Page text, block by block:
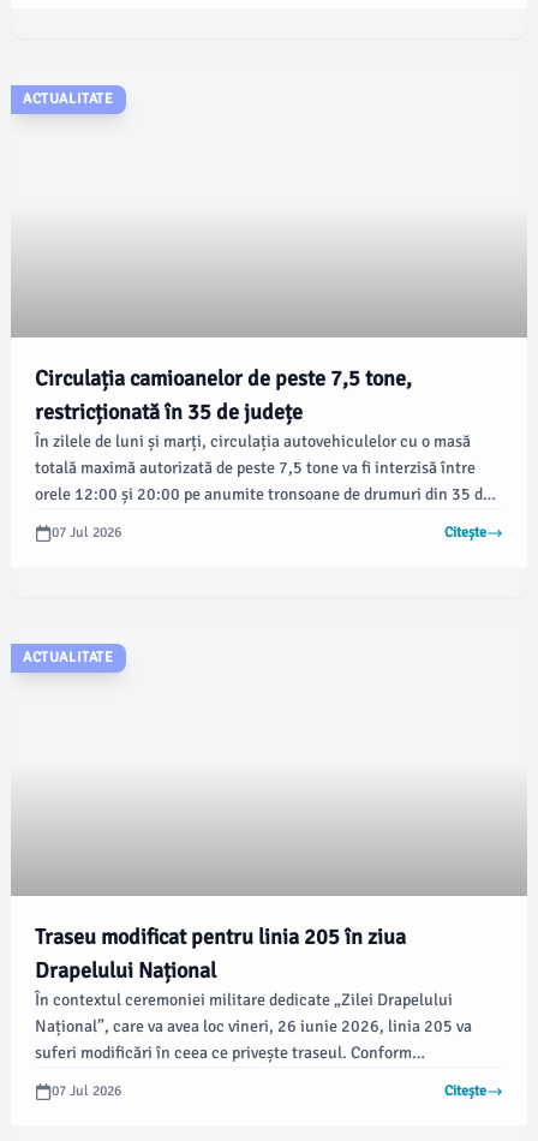
ACTUALITATE
Circulația camioanelor de peste 7,5 tone,
restricționată în 35 de județe
În zilele de luni și marți, circulația autovehiculelor cu o masă
totală maximă autorizată de peste 7,5 tone va fi interzisă între
orele 12:00 și 20:00 pe anumite tronsoane de drumuri din 35 de
județe, conform unui comunicat al Companiei Naționale de
Administrare a Infrastructurii Rutiere, preluat de Agerpres.
07 Jul 2026 Citește
ACTUALITATE
Traseu modificat pentru linia 205 în ziua
Drapelului Național
În contextul ceremoniei militare dedicate „Zilei Drapelului
Național”, care va avea loc vineri, 26 iunie 2026, linia 205 va
suferi modificări în ceea ce privește traseul. Conform
informațiilor oferite de Brigada Rutieră de Poliție, aceste
modificări vor fi în vigoare între orele 09:00 și 11:00.
07 Jul 2026 Citește